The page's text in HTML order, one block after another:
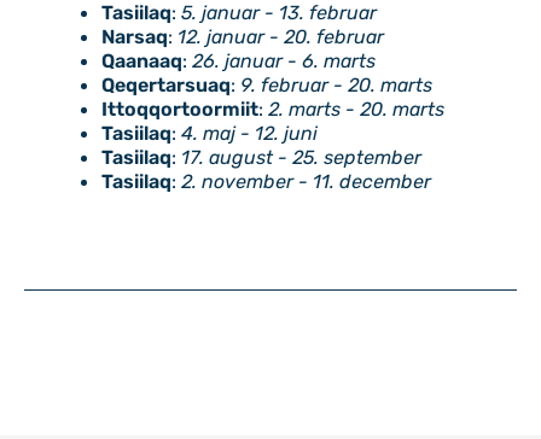
Tasiilaq: 5. januar - 13. februar
Narsaq: 12. januar - 20. februar
Qaanaaq: 26. januar - 6. marts
Qeqertarsuaq: 9. februar - 20. marts
Ittoqqortoormiit: 2. marts - 20. marts
Tasiilaq: 4. maj - 12. juni
Tasiilaq: 17. august - 25. september
Tasiilaq: 2. november - 11. december